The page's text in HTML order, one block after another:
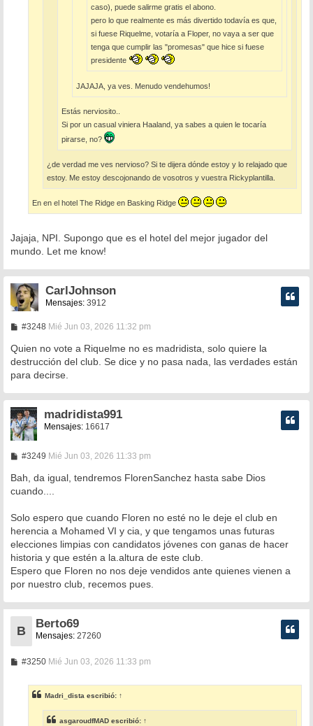
caso), puede salirme gratis el abono.
pero lo que realmente es más divertido todavía es que,
si fuese Riquelme, votaría a Floper, no vaya a ser que
tenga que cumplir las "promesas" que hice si fuese
presidente
JAJAJA, ya ves. Menudo vendehumos!
Estás nerviosito..
Si por un casual viniera Haaland, ya sabes a quien le tocaría
pirarse, no?
¿de verdad me ves nervioso? Si te dijera dónde estoy y lo relajado que
estoy. Me estoy descojonando de vosotros y vuestra Rickyplantilla.
En en el hotel The Ridge en Basking Ridge
Jajaja, NPI. Supongo que es el hotel del mejor jugador del
mundo. Let me know!
CarlJohnson
Mensajes: 3912
#3248M
n
a
j
Mié Jun 03, 2026 11:32 pm
Quien no vote a Riquelme no es madridista, solo quiere la
destrucción del club. Se dice y no pasa nada, las verdades están
para decirse.
madridista991
Mensajes: 16617
#3249M
n
a
e
Mié Jun 03, 2026 11:33 pm
Bah, da igual, tendremos FlorenSanchez hasta sabe Dios
cuando....
Solo espero que cuando Floren no esté no le deje el club en
herencia a Mohamed VI y cia, y que tengamos unas futuras
elecciones limpias con candidatos jóvenes con ganas de hacer
historia y que estén a la.altura de este club.
Espero que Floren no nos deje vendidos ante quienes vienen a
por nuestro club, recemos pues.
B
Berto69
Mensajes: 27260
#3250M
a
j
e
Mié Jun 03, 2026 11:33 pm
Madri_dista escribió: ↑
asgaroudfMAD escribió: ↑